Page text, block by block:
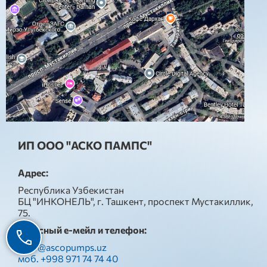
ИП ООО "АСКО ПАМПС"
Адрес:
Республика Узбекистан
БЦ "ИНКОНЕЛЬ", г. Ташкент, проспект Мустакиллик,
75.
Офисный е-мейл и телефон:
asco@ascopumps.uz
моб. +998 971 74 74 40